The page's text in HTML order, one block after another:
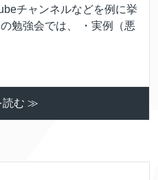
チャンネルなどを例に挙
勉強会では、 ・実例（悪
読む ≫